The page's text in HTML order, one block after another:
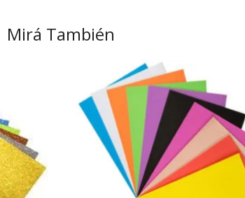
Mirá También